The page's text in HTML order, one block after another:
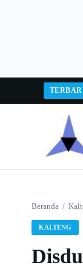
Balang 2026Pj
Beranda /
KALTENG